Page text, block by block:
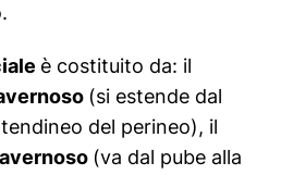
è costituito da: il
(si estende dal
del perineo), il
(va dal pube alla